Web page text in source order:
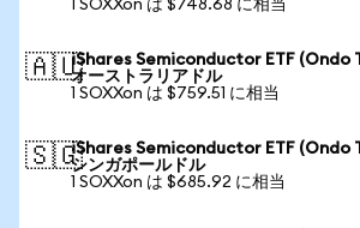
1 SOXXon は $748.68 に相当
🇦🇺iShares Semiconductor ETF (Ondo
オーストラリアドル
1 SOXXon は $759.51 に相当
🇸🇬iShares Semiconductor ETF (Ondo
シンガポールドル
1 SOXXon は $685.92 に相当